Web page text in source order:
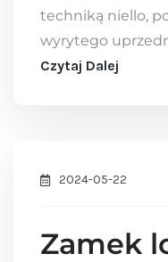
techniką niello,
wyrytego
Czytaj Dalej
2024-05-22
Zamek